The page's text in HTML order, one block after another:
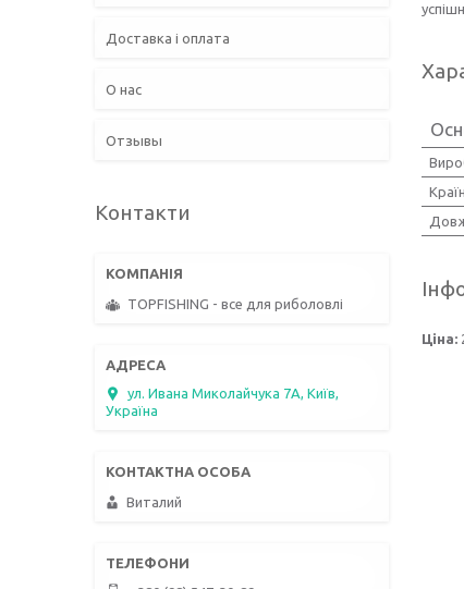
Ціна:
Доставка і оплата
О нас
Отзывы
Контакти
TOPFISHING - все для риболовлі
ул. Ивана Миколайчука 7А, Київ,
Україна
Виталий